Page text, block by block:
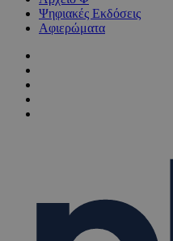
Ψηφιακές Εκδόσεις
Αφιερώματα